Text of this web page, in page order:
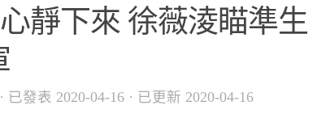
靜下來 徐薇淩瞄準生
· 已發表 2020-04-16 · 已更新 2020-04-16